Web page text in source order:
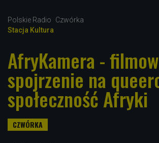
Polskie Radio
Czwórka
Stacja Kultura
AfryKamera -
spojrzenie na
społeczność Afryki